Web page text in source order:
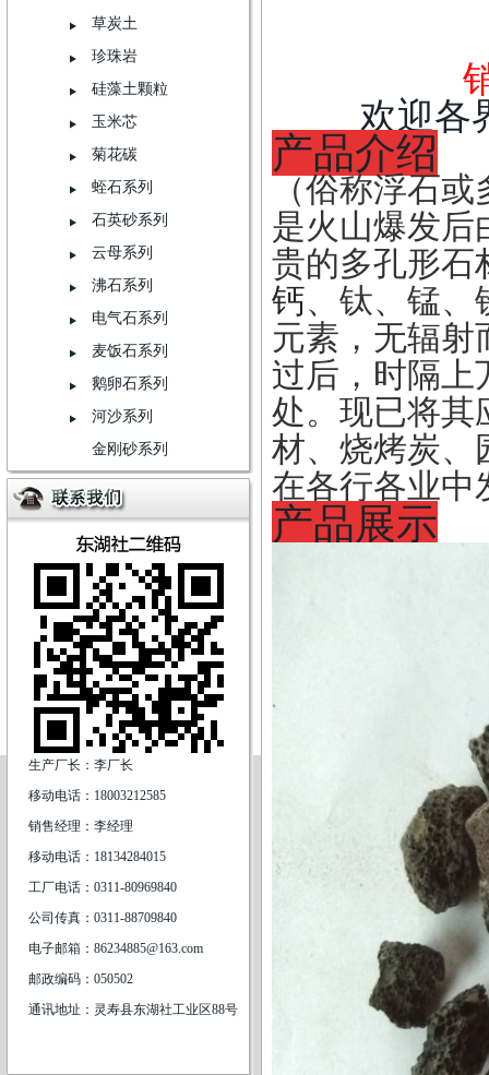
草炭土
珍珠岩
硅藻土颗粒
玉米芯
菊花碳
蛭石系列
石英砂系列
云母系列
沸石系列
电气石系列
麦饭石系列
鹅卵石系列
河沙系列
金刚砂系列
生产厂长：李厂长
移动电话：18003212585
销售经理：李经理
移动电话：18134284015
工厂电话：0311-80969840
公司传真：0311-88709840
电子邮箱：86234885@163.com
邮政编码：050502
通讯地址：灵寿县东湖社工业区88号
欢迎各
产品介绍
（俗称浮石
是火山爆发后
贵的多孔形石
钙、钛、锰、
元素，无辐射
过后，时隔上
处。现已将其
材、烧烤炭、
在各行各业中
产品展示